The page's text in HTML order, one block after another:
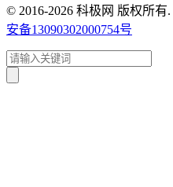
© 2016-2026 科极网 版权所有.
安备13090302000754号